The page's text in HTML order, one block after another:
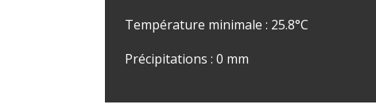
Température minimale : 25.8°C
Précipitations : 0 mm